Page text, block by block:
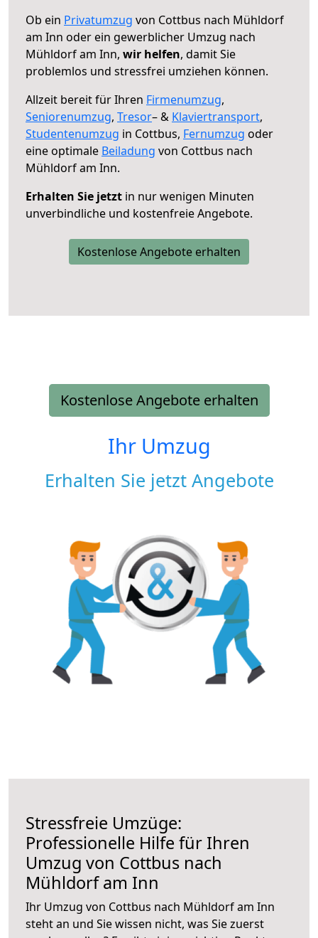
Ob ein Privatumzug von Cottbus nach Mühldorf
am Inn oder ein gewerblicher Umzug nach
Mühldorf am Inn, wir helfen, damit Sie
problemlos und stressfrei umziehen können.
Allzeit bereit für Ihren Firmenumzug,
Seniorenumzug, Tresor– & Klaviertransport,
Studentenumzug in Cottbus, Fernumzug oder
eine optimale Beiladung von Cottbus nach
Mühldorf am Inn.
Erhalten Sie jetzt in nur wenigen Minuten
unverbindliche und kostenfreie Angebote.
Kostenlose Angebote erhalten
Kostenlose Angebote erhalten
Ihr Umzug
Erhalten Sie jetzt Angebote
Stressfreie Umzüge:
Professionelle Hilfe für Ihren
Umzug von Cottbus nach
Mühldorf am Inn
Ihr Umzug von Cottbus nach Mühldorf am Inn
steht an und Sie wissen nicht, was Sie zuerst